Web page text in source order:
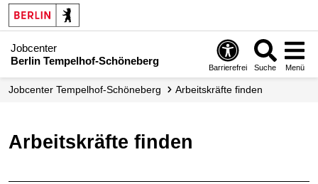
Jobcenter
Berlin Tempelhof-Schöneberg
Barrierefrei Suche Menü
Jobcenter Tempelhof-Schöneberg Arbeitskräfte finden
Arbeitskräfte finden